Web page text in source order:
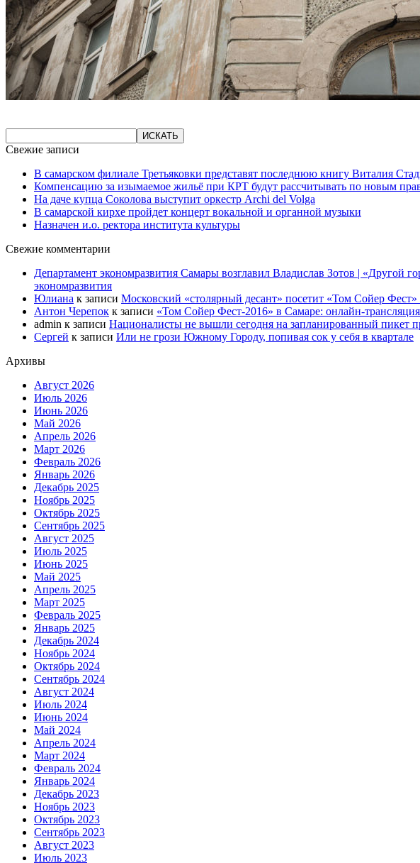
Свежие записи
В самарском филиале Третьяковки представят последнюю книгу Виталия
Компенсацию за изымаемое жильё при КРТ будут рассчитывать по новым
На даче купца Соколова выступит оркестр Archi del Volga
В самарской кирхе пройдет концерт вокальной и органной музыки
Назначен и.о. ректора института культуры
Свежие комментарии
Департамент экономразвития Самары возглавил Владислав Зотов | «Другой
экономразвития
Юлиана к записи Московский «столярный десант» посетит «Том Сойер
Антон Черепок к записи «Том Сойер Фест-2016» в Самаре: онлайн-трансляция
admin к записи Националисты не вышли сегодня на запланированный пикет
Сергей к записи Или не грози Южному Городу, попивая сок у себя в квартале
Архивы
Август 2026
Июль 2026
Июнь 2026
Май 2026
Апрель 2026
Март 2026
Февраль 2026
Январь 2026
Декабрь 2025
Ноябрь 2025
Октябрь 2025
Сентябрь 2025
Август 2025
Июль 2025
Июнь 2025
Май 2025
Апрель 2025
Март 2025
Февраль 2025
Январь 2025
Декабрь 2024
Ноябрь 2024
Октябрь 2024
Сентябрь 2024
Август 2024
Июль 2024
Июнь 2024
Май 2024
Апрель 2024
Март 2024
Февраль 2024
Январь 2024
Декабрь 2023
Ноябрь 2023
Октябрь 2023
Сентябрь 2023
Август 2023
Июль 2023